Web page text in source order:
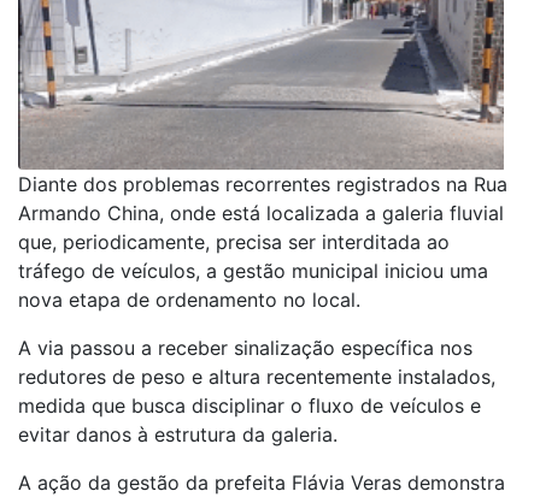
Diante dos problemas recorrentes registrados na Rua
Armando China, onde está localizada a galeria fluvial
que, periodicamente, precisa ser interditada ao
tráfego de veículos, a gestão municipal iniciou uma
nova etapa de ordenamento no local.
A via passou a receber sinalização específica nos
redutores de peso e altura recentemente instalados,
medida que busca disciplinar o fluxo de veículos e
evitar danos à estrutura da galeria.
A ação da gestão da prefeita Flávia Veras demonstra